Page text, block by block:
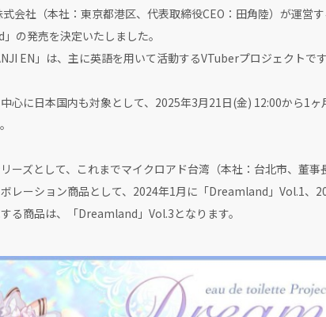
式会社（本社：東京都港区、代表取締役CEO：田角陸）が運
」の発売を決定いたしました。
EN」は、主に英語を用いて活動するVTuberプロジェクトです
心に日本国内も対象として、2025年3月21日(金) 12:00から1
ーズとして、これまでマイクロアド台湾（本社：台北市、董
レーション商品として、2024年1月に「Dreamland」Vol.1
る商品は、「Dreamland」Vol.3となります。